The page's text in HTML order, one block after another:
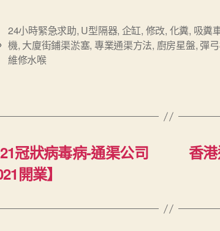
24小時緊急求助, U型隔器, 企缸, 修改, 化糞, 吸糞
機, 大廈街鋪渠淤塞, 專業通渠方法, 廚房星盤, 彈
維修水喉
冠狀病毒病-通渠公司
開業】
香